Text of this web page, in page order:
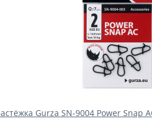
Gurza SN-9004 Power Snap